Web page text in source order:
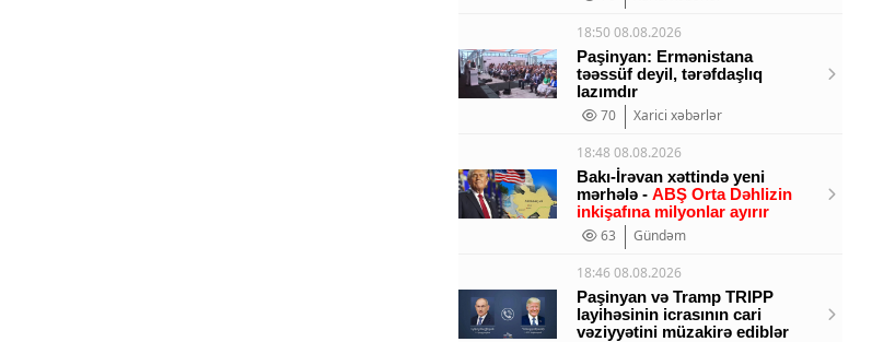
18:50 08.08.2026
Paşinyan: Ermənistana
təəssüf deyil, tərəfdaşlıq
lazımdır
70
Xarici xəbərlər
18:48 08.08.2026
Bakı-İrəvan xəttində yeni
mərhələ - ABŞ Orta Dəhlizin
inkişafına milyonlar ayırır
63
Gündəm
18:46 08.08.2026
Paşinyan və Tramp TRIPP
layihəsinin icrasının cari
vəziyyətini müzakirə ediblər